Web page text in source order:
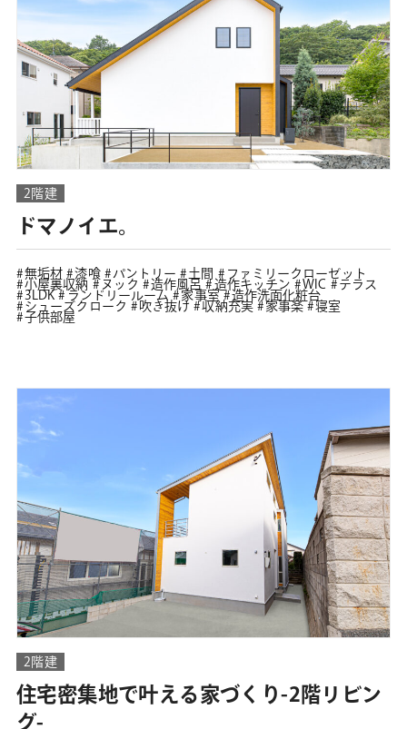
2階建
ドマノイエ。
無垢材 漆喰 パントリー 土間
ファミリークローゼット
小屋裏収納
ヌック 造作風呂 造作キッチン WIC
テラス
3LDK
ランドリールーム 家事室
造作洗面化粧台
シューズクローク
吹き抜け 収納充実 家事楽
寝室
子供部屋
2階建
住宅密集地で叶える家づくり-2階リビン
グ-